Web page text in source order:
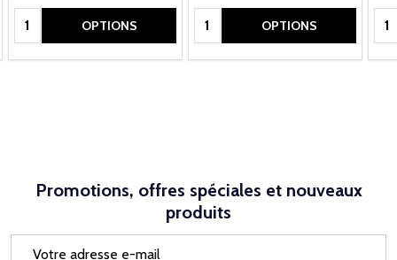
Quantité: OPTIONS Quantité: OPTIONS
Promotions, offres spéciales et nouveaux
produits